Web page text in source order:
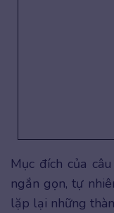
Mục đích của
ngắn gọn, tự
lặp lại những